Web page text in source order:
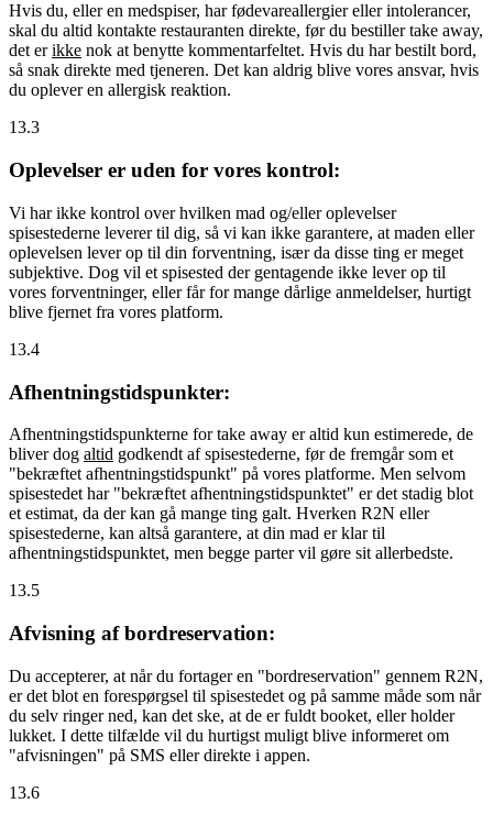
Hvis du, eller en medspiser, har fødevareallergier eller intolerancer,
skal du altid kontakte restauranten direkte, før du bestiller take away,
det erikke nok at benytte kommentarfeltet. Hvis du har bestilt bord,
så snak direkte med tjeneren. Det kan aldrig blive vores ansvar, hvis
du oplever en allergisk reaktion.
13.3
Oplevelser er uden for vores kontrol:
Vi har ikke kontrol over hvilken mad og/eller oplevelser
spisestederne leverer til dig, så vi kan ikke garantere, at maden eller
oplevelsen lever op til din forventning, især da disse ting er meget
subjektive. Dog vil et spisested der gentagende ikke lever op til
vores forventninger, eller får for mange dårlige anmeldelser, hurtigt
blive fjernet fra vores platform.
13.4
Afhentningstidspunkter:
Afhentningstidspunkterne for take away er altid kun estimerede, de
bliver dog altid godkendt af spisestederne, før de fremgår som et
"bekræftet afhentningstidspunkt" på vores platforme. Men selvom
spisestedet har "bekræftet afhentningstidspunktet" er det stadig blot
et estimat, da der kan gå mange ting galt. Hverken R2N eller
spisestederne, kan altså garantere, at din mad er klar til
afhentningstidspunktet, men begge parter vil gøre sit allerbedste.
13.5
Afvisning af bordreservation:
Du accepterer, at når du fortager en "bordreservation" gennem R2N,
er det blot en forespørgsel til spisestedet og på samme måde som når
du selv ringer ned, kan det ske, at de er fuldt booket, eller holder
lukket. I dette tilfælde vil du hurtigst muligt blive informeret om
"afvisningen" på SMS eller direkte i appen.
13.6